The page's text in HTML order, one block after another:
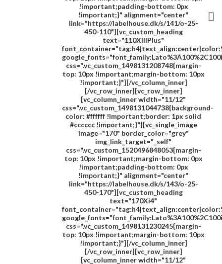
!important;padding-bottom: 0px
!important;}" alignment="center"
link="https://labelhouse.dk/s/141/o-25-
450-110"][vc_custom_heading
text="110XillPlus"
css=".vc_custom_1498131208748{margin-
top: 10px !important;margin-bottom: 10px
!important;}"][/vc_column_inner]
[/vc_row_inner][vc_row_inner]
[vc_column_inner width="11/12"
css=".vc_custom_1498131044738{background-
color: #ffffff !important;border: 1px solid
#cccccc !important;}"][vc_single_image
image="170" border_color="grey"
img_link_target="_self"
css=".vc_custom_1520496848053{margin-
top: 10px !important;margin-bottom: 0px
!important;padding-bottom: 0px
!important;}" alignment="center"
link="https://labelhouse.dk/s/143/o-25-
450-170"][vc_custom_heading
text="170Xi4"
css=".vc_custom_1498131230245{margin-
top: 10px !important;margin-bottom: 10px
!important;}"][/vc_column_inner]
[/vc_row_inner][vc_row_inner]
[vc_column_inner width="11/12"
